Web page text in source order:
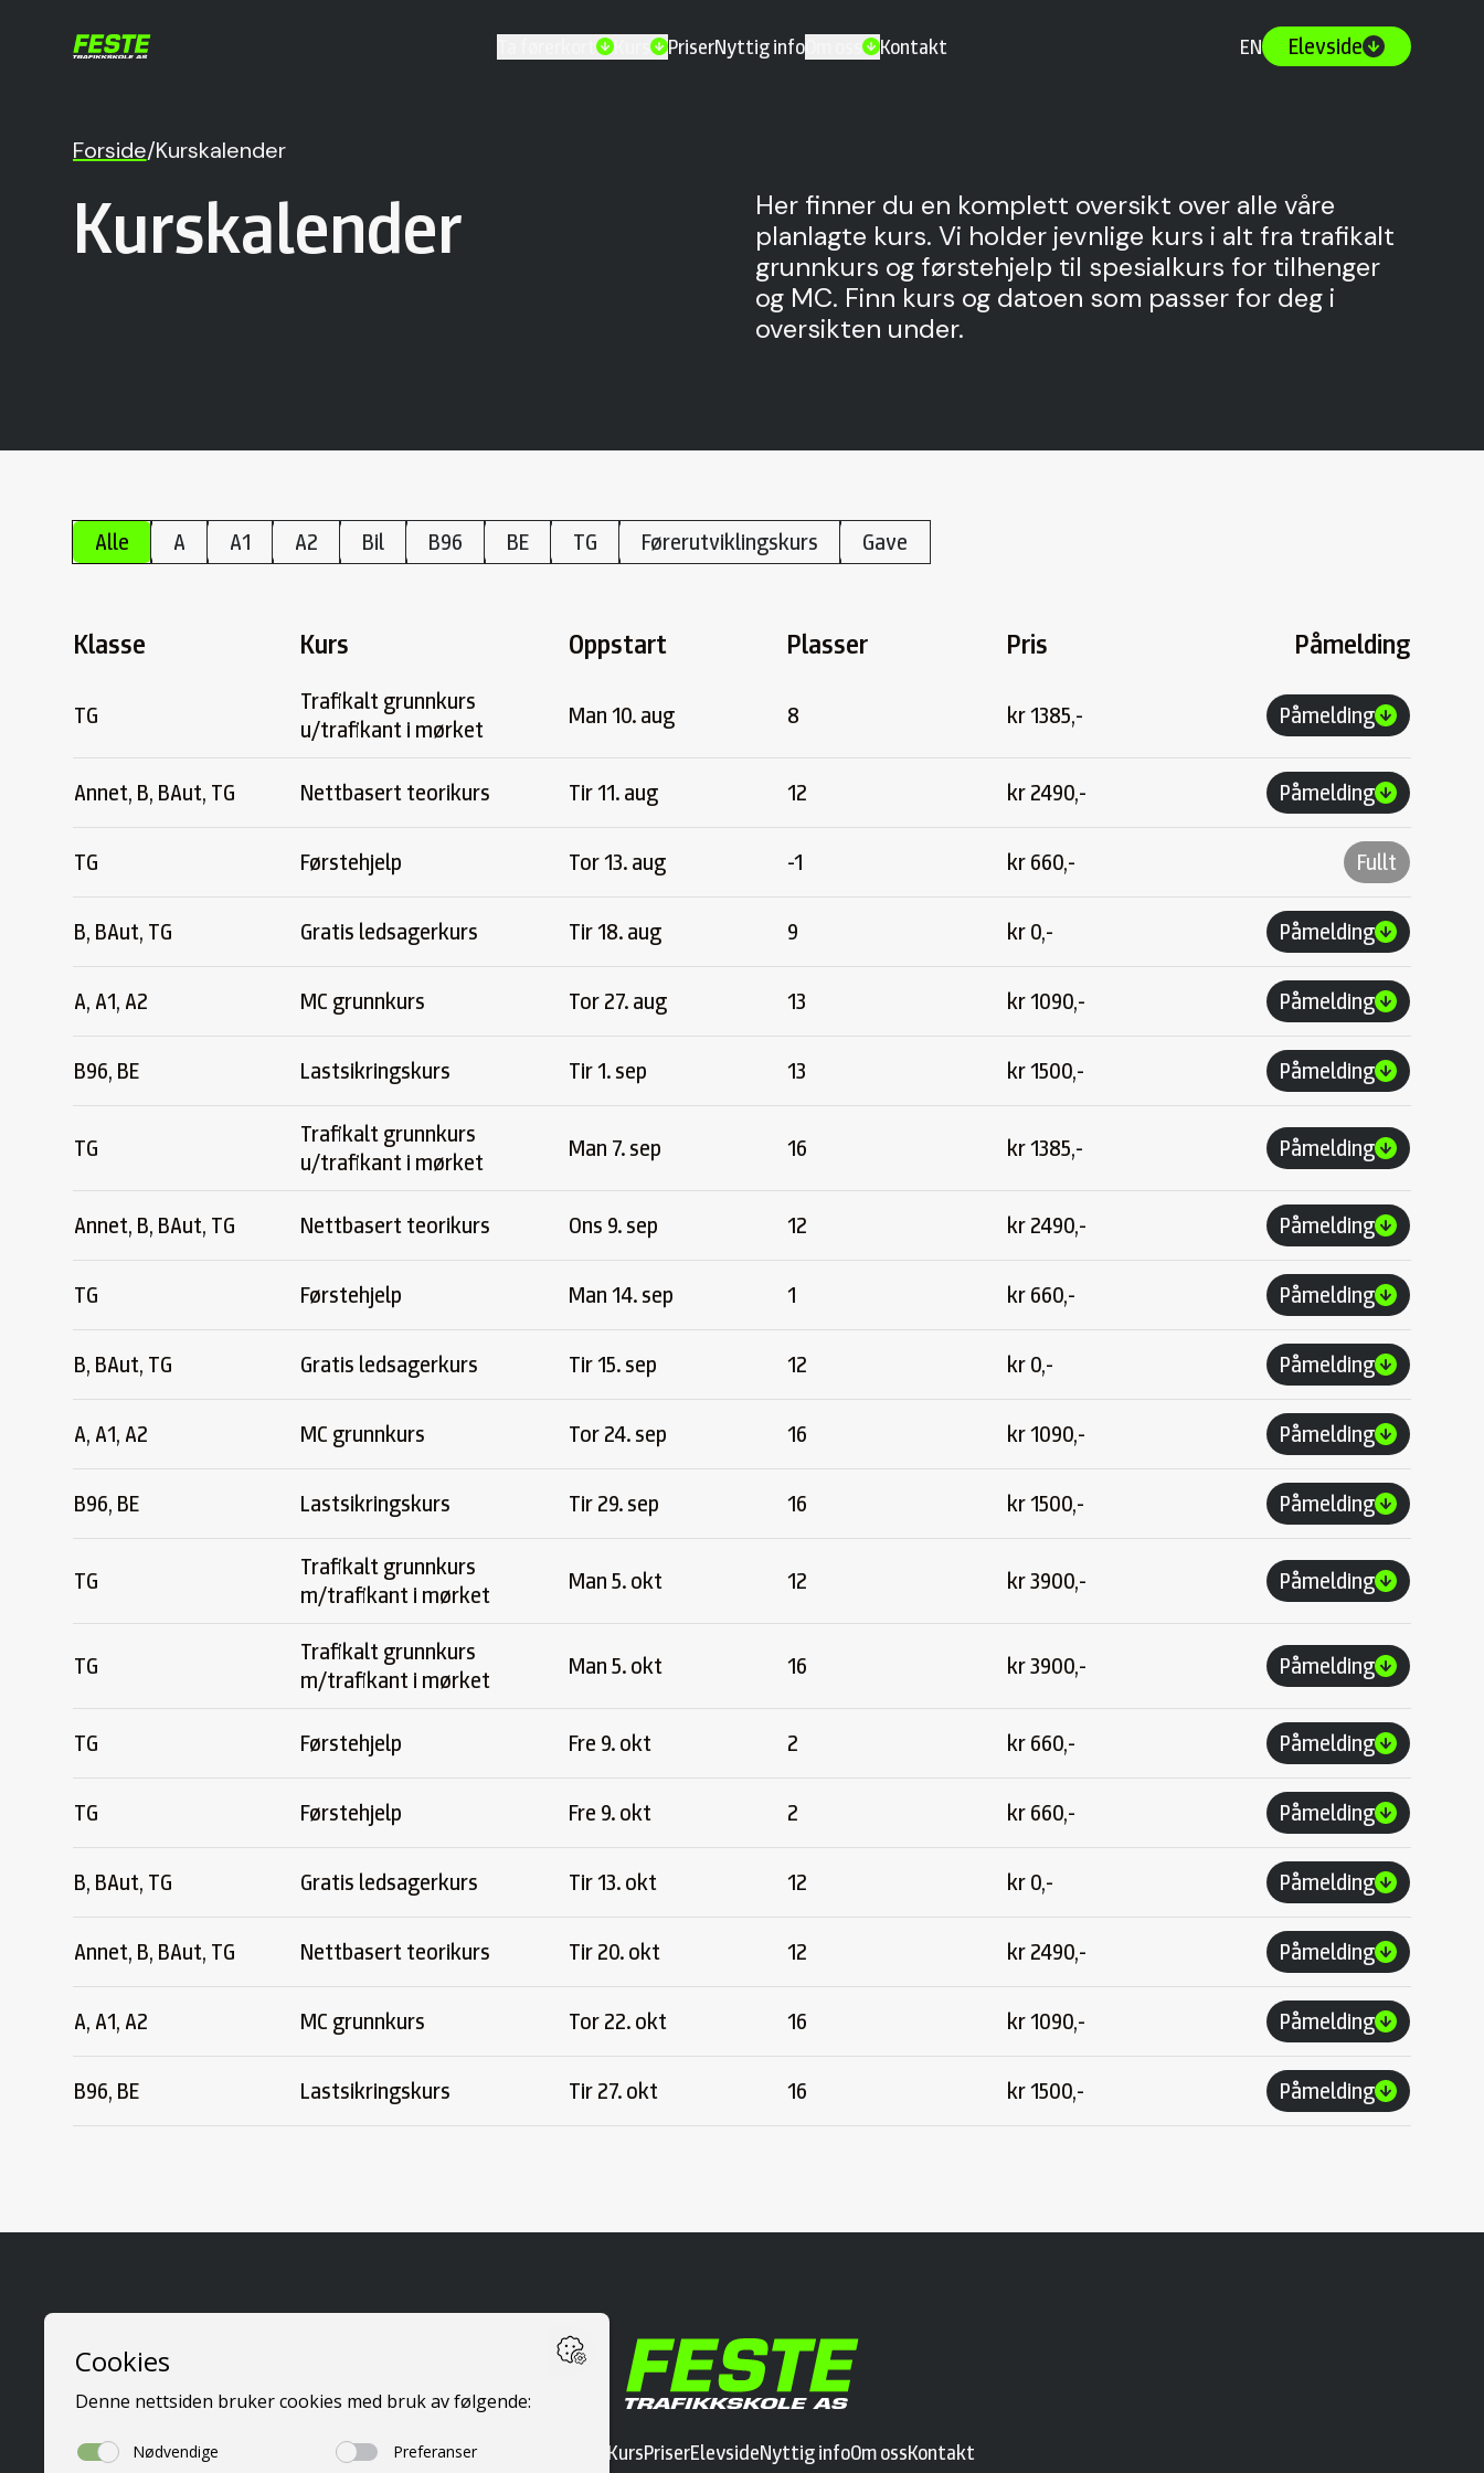
Ta førerkort Kurs PriserNyttig info Om oss Kontakt EN Elevside
Forside/Kurskalender
Kurskalender
Her finner du en komplett oversikt over alle våre
planlagte kurs. Vi holder jevnlige kurs i alt fra trafikalt
grunnkurs og førstehjelp til spesialkurs for tilhenger
og MC. Finn kurs og datoen som passer for deg i
oversikten under.
Alle A A1 A2 Bil B96 BE TG Førerutviklingskurs Gave
Klasse Kurs Oppstart Plasser Pris Påmelding
TG
Trafikalt grunnkurs
u/trafikant i mørket
Man 10. aug 8 kr1385,- Påmelding
Annet, B, BAut, TG Nettbasert teorikurs Tir 11. aug 12 kr2490,- Påmelding
TG Førstehjelp Tor 13. aug -1 kr660,- Fullt
B, BAut, TG Gratis ledsagerkurs Tir 18. aug 9 kr0,- Påmelding
A, A1, A2 MC grunnkurs Tor 27. aug 13 kr1090,- Påmelding
B96, BE Lastsikringskurs Tir 1. sep 13 kr1500,- Påmelding
TG
Trafikalt grunnkurs
u/trafikant i mørket
Man 7. sep 16 kr1385,- Påmelding
Annet, B, BAut, TG Nettbasert teorikurs Ons 9. sep 12 kr2490,- Påmelding
TG Førstehjelp Man 14. sep 1 kr660,- Påmelding
B, BAut, TG Gratis ledsagerkurs Tir 15. sep 12 kr0,- Påmelding
A, A1, A2 MC grunnkurs Tor 24. sep 16 kr1090,- Påmelding
B96, BE Lastsikringskurs Tir 29. sep 16 kr1500,- Påmelding
TG
Trafikalt grunnkurs
m/trafikant i mørket
Man 5. okt 12 kr3900,- Påmelding
TG
Trafikalt grunnkurs
m/trafikant i mørket
Man 5. okt 16 kr3900,- Påmelding
TG Førstehjelp Fre 9. okt 2 kr660,- Påmelding
TG Førstehjelp Fre 9. okt 2 kr660,- Påmelding
B, BAut, TG Gratis ledsagerkurs Tir 13. okt 12 kr0,- Påmelding
Annet, B, BAut, TG Nettbasert teorikurs Tir 20. okt 12 kr2490,- Påmelding
A, A1, A2 MC grunnkurs Tor 22. okt 16 kr1090,- Påmelding
B96, BE Lastsikringskurs Tir 27. okt 16 kr1500,- Påmelding
KursPriserElevsideNyttig infoOm ossKontakt